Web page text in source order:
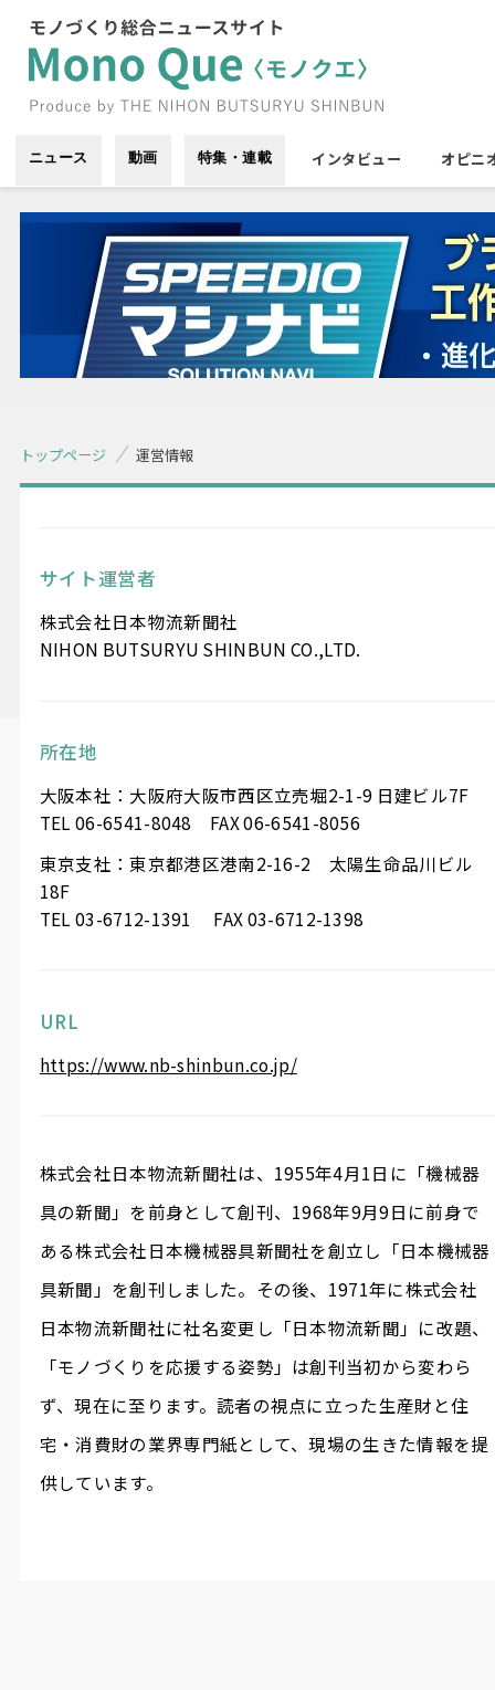
ニュース 動画 特集・連載 インタビュー オピニ
トップページ 運営情報
サイト運営者
株式会社日本物流新聞社
NIHON BUTSURYU SHINBUN CO.,LTD.
所在地
大阪本社：大阪府大阪市西区立売堀2-1-9 日建ビル7F
TEL 06-6541-8048 FAX 06-6541-8056
東京支社：東京都港区港南2-16-2 太陽生命品川ビル
18F
TEL 03-6712-1391 FAX 03-6712-1398
URL
https://www.nb-shinbun.co.jp/
株式会社日本物流新聞社は、1955年4月1日に「機械器
具の新聞」を前身として創刊、1968年9月9日に前身で
ある株式会社日本機械器具新聞社を創立し「日本機械器
具新聞」を創刊しました。その後、1971年に株式会社
日本物流新聞社に社名変更し「日本物流新聞」に改題、
「モノづくりを応援する姿勢」は創刊当初から変わら
ず、現在に至ります。読者の視点に立った生産財と住
宅・消費財の業界専門紙として、現場の生きた情報を提
供しています。